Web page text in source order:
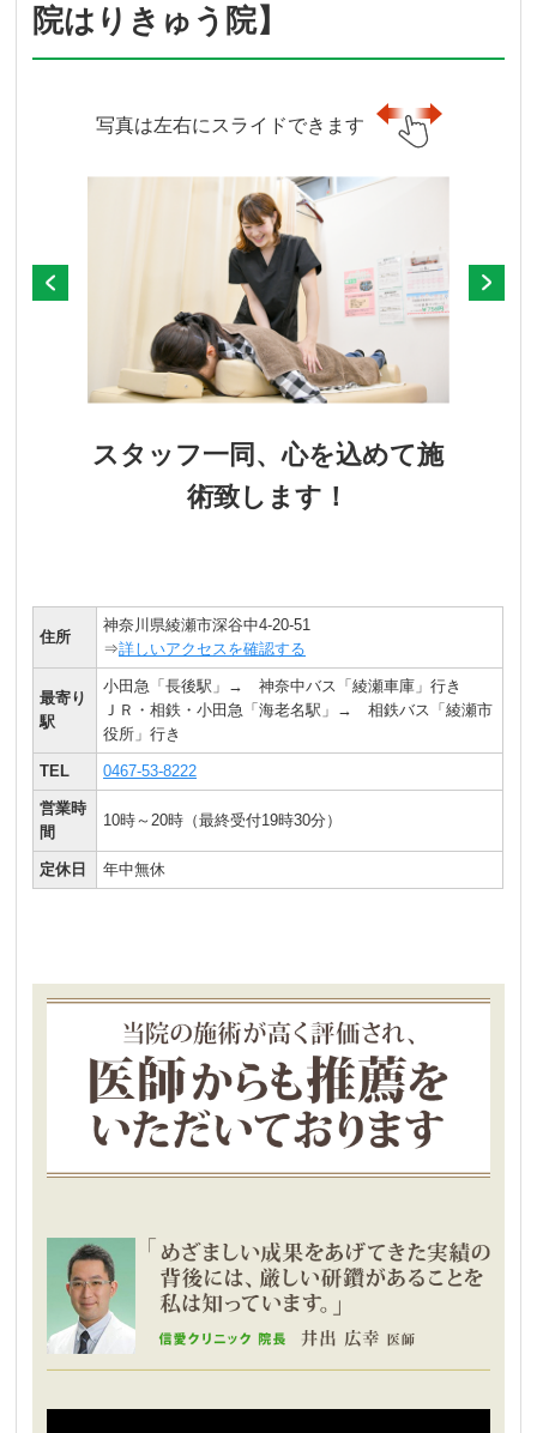
院はりきゅう院】
写真は左右にスライドできます
スタッフ一同、心を込めて施
術致します！
住所
神奈川県綾瀬市深谷中4-20-51
⇒詳しいアクセスを確認する
最寄り
駅
小田急「長後駅」→ 神奈中バス「綾瀬車庫」行き
ＪＲ・相鉄・小田急「海老名駅」→ 相鉄バス「綾瀬市
役所」行き
TEL 0467-53-8222
営業時
間
10時～20時（最終受付19時30分）
定休日 年中無休